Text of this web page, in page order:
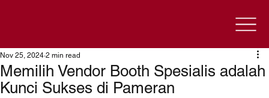
Memilih Vendor Booth Spesialis adalah
Kunci Sukses di Pameran
Nov 25, 2024 2 min read